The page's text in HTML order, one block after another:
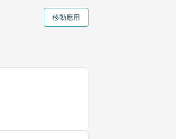
移動應用